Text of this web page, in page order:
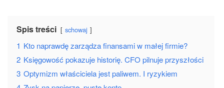
Spis treści schowaj
1 Kto naprawdę zarządza finansami w małej firmie?
2 Księgowość pokazuje historię. CFO pilnuje przyszłości
3 Optymizm właściciela jest paliwem. I ryzykiem